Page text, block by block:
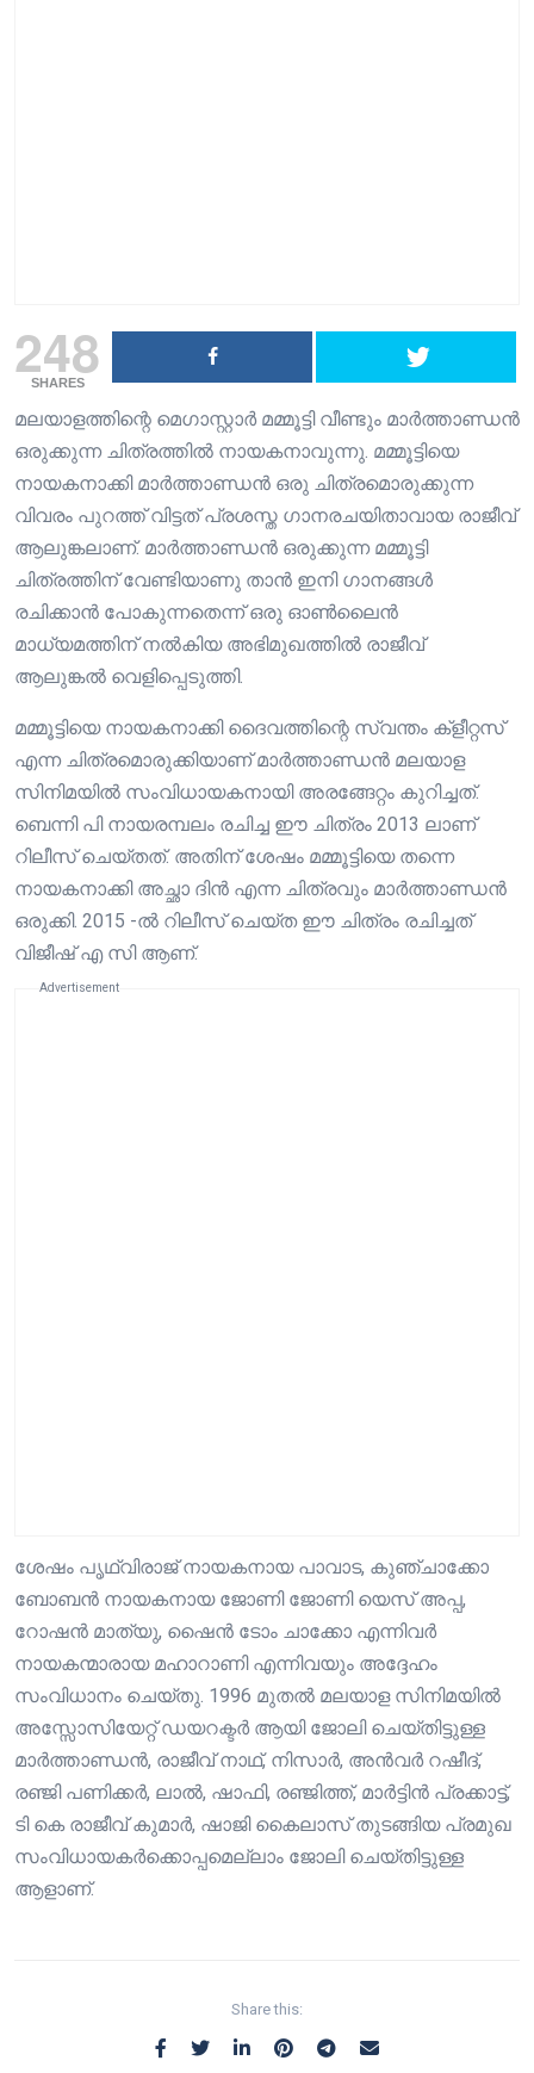
248
SHARES
മലയാളത്തിന്റെ മെഗാസ്റ്റാർ മമ്മൂട്ടി വീണ്ടും മാർത്താണ്ഡൻ
ഒരുക്കുന്ന ചിത്രത്തിൽ നായകനാവുന്നു. മമ്മൂട്ടിയെ
നായകനാക്കി മാർത്താണ്ഡൻ ഒരു ചിത്രമൊരുക്കുന്ന
വിവരം പുറത്ത് വിട്ടത് പ്രശസ്ത ഗാനരചയിതാവായ രാജീവ്
ആലുങ്കലാണ്. മാർത്താണ്ഡൻ ഒരുക്കുന്ന മമ്മൂട്ടി
ചിത്രത്തിന് വേണ്ടിയാണു താൻ ഇനി ഗാനങ്ങൾ
രചിക്കാൻ പോകുന്നതെന്ന് ഒരു ഓൺലൈൻ
മാധ്യമത്തിന് നൽകിയ അഭിമുഖത്തിൽ രാജീവ്
ആലുങ്കൽ വെളിപ്പെടുത്തി.
മമ്മൂട്ടിയെ നായകനാക്കി ദൈവത്തിന്റെ സ്വന്തം ക്ളീറ്റസ്
എന്ന ചിത്രമൊരുക്കിയാണ് മാർത്താണ്ഡൻ മലയാള
സിനിമയിൽ സംവിധായകനായി അരങ്ങേറ്റം കുറിച്ചത്.
ബെന്നി പി നായരമ്പലം രചിച്ച ഈ ചിത്രം 2013 ലാണ്
റിലീസ് ചെയ്തത്. അതിന് ശേഷം മമ്മൂട്ടിയെ തന്നെ
നായകനാക്കി അച്ഛാ ദിൻ എന്ന ചിത്രവും മാർത്താണ്ഡൻ
ഒരുക്കി. 2015 -ൽ റിലീസ് ചെയ്ത ഈ ചിത്രം രചിച്ചത്
വിജീഷ് എ സി ആണ്.
Advertisement
ശേഷം പൃഥ്വിരാജ് നായകനായ പാവാട, കുഞ്ചാക്കോ
ബോബൻ നായകനായ ജോണി ജോണി യെസ് അപ്പ,
റോഷൻ മാത്യു, ഷൈൻ ടോം ചാക്കോ എന്നിവർ
നായകന്മാരായ മഹാറാണി എന്നിവയും അദ്ദേഹം
സംവിധാനം ചെയ്തു. 1996 മുതൽ മലയാള സിനിമയിൽ
അസ്സോസിയേറ്റ് ഡയറക്ടർ ആയി ജോലി ചെയ്തിട്ടുള്ള
മാർത്താണ്ഡൻ, രാജീവ് നാഥ്, നിസാർ, അൻവർ റഷീദ്,
രഞ്ജി പണിക്കർ, ലാൽ, ഷാഫി, രഞ്ജിത്ത്, മാർട്ടിൻ പ്രക്കാട്ട്,
ടി കെ രാജീവ് കുമാർ, ഷാജി കൈലാസ് തുടങ്ങിയ പ്രമുഖ
സംവിധായകർക്കൊപ്പമെല്ലാം ജോലി ചെയ്തിട്ടുള്ള
ആളാണ്.
Share this: